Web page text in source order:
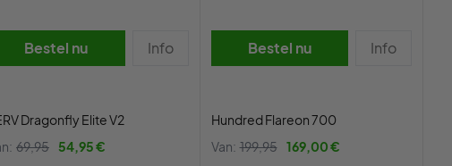
Bestel nu Info
Dragonfly Elite V2
69,95 54,95 €
Bestel nu Info
Hundred Flareon 700
Van: 199,95 169,00 €